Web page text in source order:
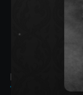
THE
Recent Posts